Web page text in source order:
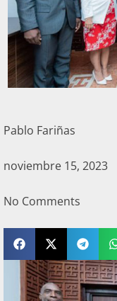
Pablo Fariñas
noviembre 15, 2023
No Comments